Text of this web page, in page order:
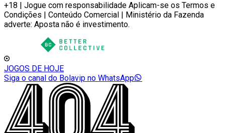
+18 | Jogue com responsabilidade Aplicam-se os Termos e
Condições | Conteúdo Comercial | Ministério da Fazenda
adverte: Aposta não é investimento.
JOGOS DE HOJE
Siga o canal do Bolavip no WhatsApp